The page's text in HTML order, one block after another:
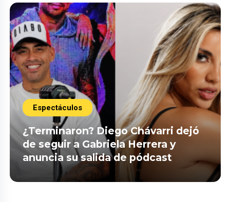
Espectáculos
¿Terminaron? Diego Chávarri dejó
de seguir a Gabriela Herrera y
anuncia su salida de pódcast